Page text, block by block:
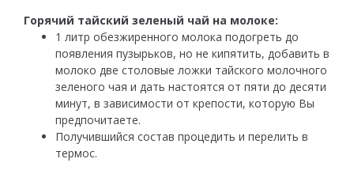
Горячий тайский зеленый чай на молоке:
1 литр обезжиренного молока подогреть до
появления пузырьков, но не кипятить, добавить в
молоко две столовые ложки тайского молочного
зеленого чая и дать настоятся от пяти до десяти
минут, в зависимости от крепости, которую Вы
предпочитаете.
Получившийся состав процедить и перелить в
термос.